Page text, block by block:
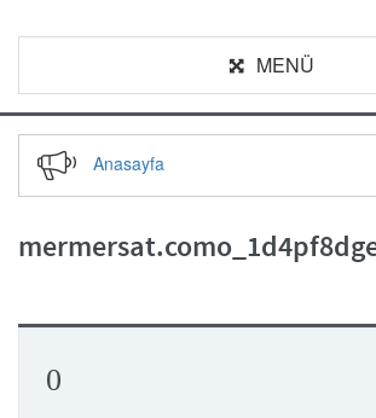
MENÜ
Anasayfa
0